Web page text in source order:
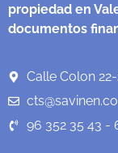
propiedad en
documentos
Calle Colon
96 352 35 43 -